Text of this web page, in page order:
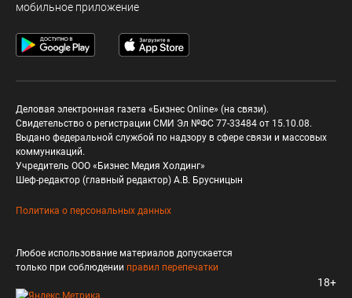
мобильное приложение
Деловая электронная газета «Бизнес Online» (на связи).
Свидетельство о регистрации СМИ Эл №ФС 77-33484 от 15.10.08.
Выдано федеральной службой по надзору в сфере связи и массовых
коммуникаций.
Учредитель ООО «Бизнес Медия Холдинг»
Шеф-редактор (главный редактор) А.В. Брусницын
Политика о персональных данных
Любое использование материалов допускается
только при соблюдении правил перепечатки
18+